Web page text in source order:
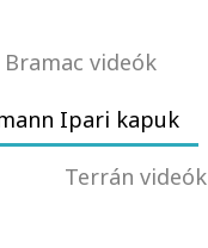
Bramac videók
Ipari kapuk
Terrán videók